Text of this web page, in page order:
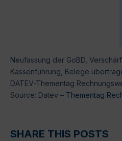
Neufassung der GoBD,
Kassenführung, Belege
DATEV-Thementag
Source: Datev – Thementag
SHARE THIS POSTS